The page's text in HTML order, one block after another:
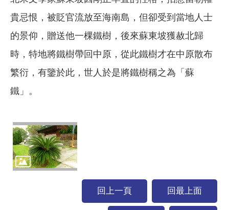
貴忌恨，被貶官流放至海南島，但卻受到當地人士
的景仰，贈送他一棵鐵樹，後來蘇東坡獲赦北歸
時，特地將鐵樹帶回中原，從此鐵樹才在中原散布
繁衍，有鑒於此，世人於是將鐵樹稱之為「蘇
鐵」。
回上一頁 回最上面